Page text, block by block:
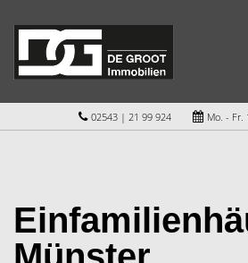
02543 | 21 99 924 Mo. - Fr.